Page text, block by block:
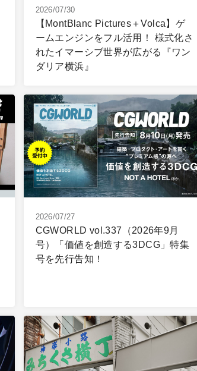
2026/07/30
【MontBlanc Pictures＋Volca】ゲ
ームエンジンをフル活用！ 様式化さ
れたイマーシブ世界が広がる『ワン
ダリア横浜』
2026/07/27
CGWORLD vol.337（2026年9月
号）「価値を創造する3DCG」特集
号を先行告知！